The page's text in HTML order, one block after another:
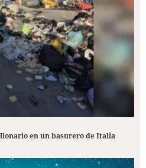
en un basurero de Italia